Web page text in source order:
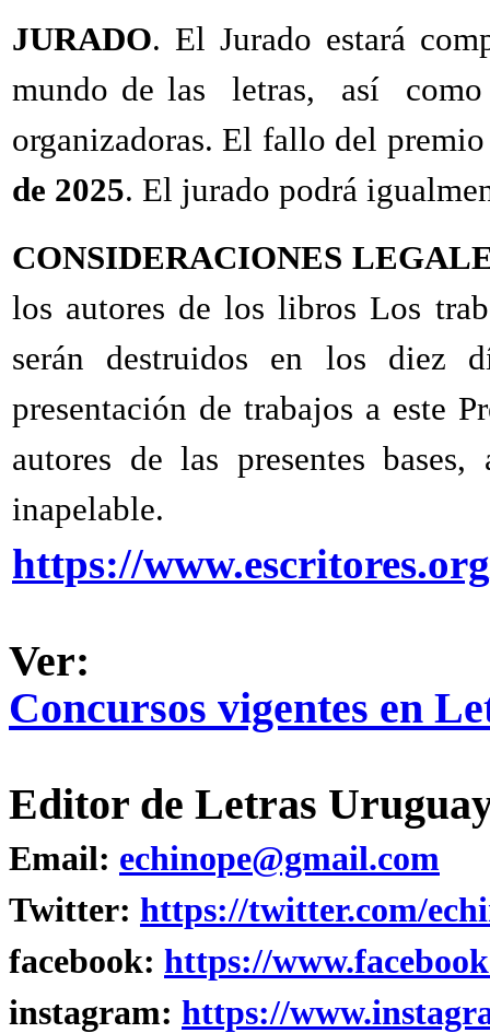
JURADO. El Jurado estará
mundo de las letras, así
organizadoras. El fallo del
de 2025. El jurado podrá
CONSIDERACIONES
los autores de los libros Los
serán destruidos en los diez
presentación de trabajos a este
autores de las presentes
inapelable.
https://
Ver:
Concursos vigentes en
Editor de Letras
Email: echinope@gmail.com
Twitter: https://twitter.com/
facebook: https://
instagram: https://